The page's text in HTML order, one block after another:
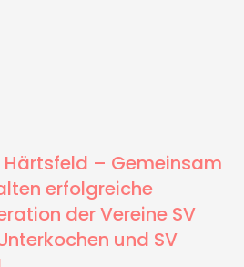
Härtsfeld – Gemeinsam
erfolgreiche
der Vereine SV
und SV